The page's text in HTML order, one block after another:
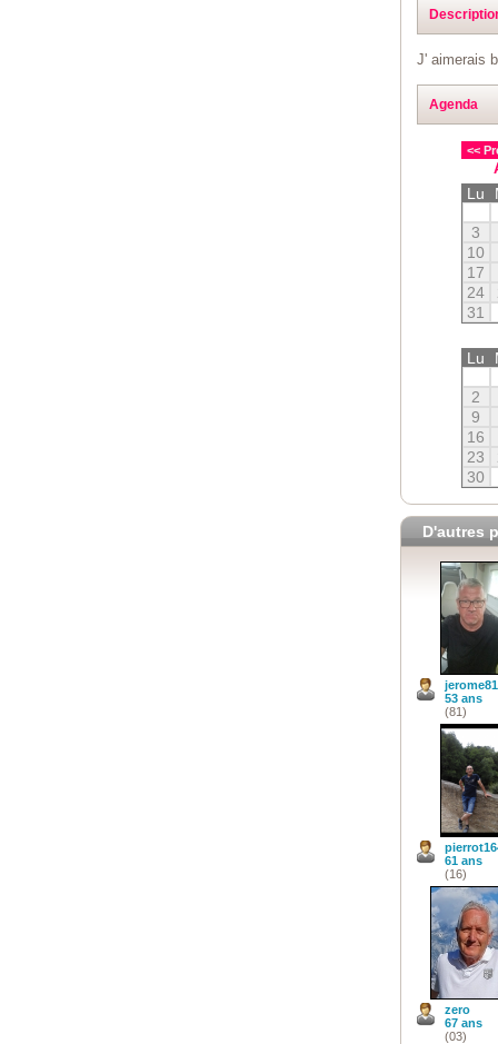
J' aimerais
Agenda
<<
Lu
3
10
17
24
31
Lu
2
9
16
23
30
D'autres
jerome81
53 ans
(81)
61 ans
(16)
zero
67 ans
(03)